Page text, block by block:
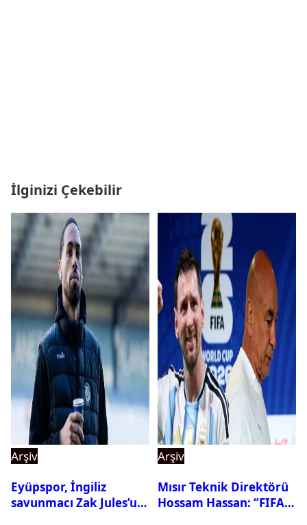
İlginizi Çekebilir
Arşiv
Eyüpspor, İngiliz
savunmacı Zak Jules’u
Arşiv
Mısır Teknik Direktörü
Hossam Hassan: ‘’FIFA,